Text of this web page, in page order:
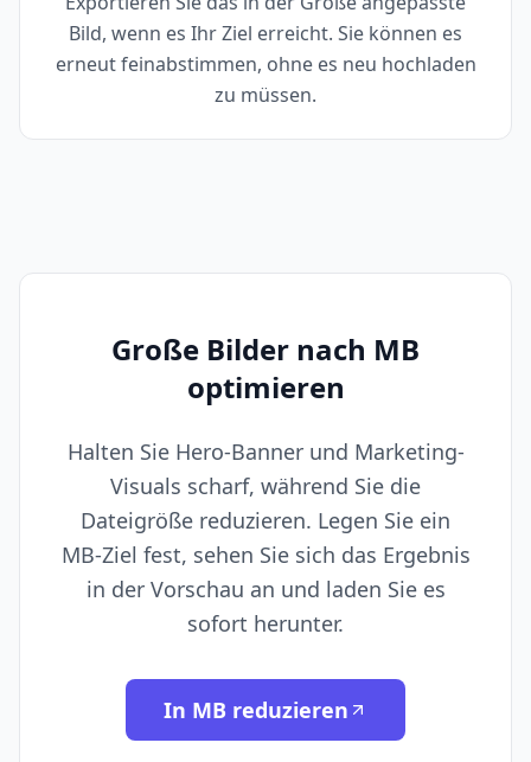
Bild, wenn es Ihr Ziel erreicht. Sie können es
erneut feinabstimmen, ohne es neu hochladen
zu müssen.
Große Bilder nach MB
optimieren
Halten Sie Hero-Banner und Marketing-
Visuals scharf, während Sie die
Dateigröße reduzieren. Legen Sie ein
MB-Ziel fest, sehen Sie sich das Ergebnis
in der Vorschau an und laden Sie es
sofort herunter.
In MB reduzieren